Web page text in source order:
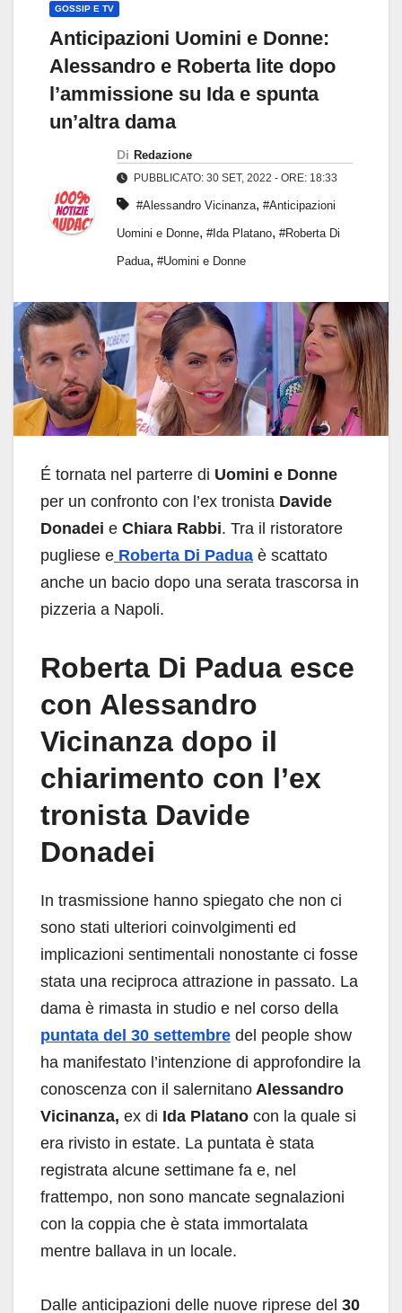
GOSSIP E TV
Anticipazioni Uomini e Donne:
Alessandro e Roberta lite dopo
l’ammissione su Ida e spunta
un’altra dama
Di Redazione
PUBBLICATO: 30 SET, 2022 - ORE: 18:33
#Alessandro Vicinanza, #Anticipazioni
Uomini e Donne, #Ida Platano, #Roberta Di
Padua, #Uomini e Donne
É tornata nel parterre di Uomini e Donne
per un confronto con l’ex tronista Davide
Donadei e Chiara Rabbi. Tra il ristoratore
pugliese e Roberta Di Padua è scattato
anche un bacio dopo una serata trascorsa in
pizzeria a Napoli.
Roberta Di Padua esce
con Alessandro
Vicinanza dopo il
chiarimento con l’ex
tronista Davide
Donadei
In trasmissione hanno spiegato che non ci
sono stati ulteriori coinvolgimenti ed
implicazioni sentimentali nonostante ci fosse
stata una reciproca attrazione in passato. La
dama è rimasta in studio e nel corso della
puntata del 30 settembre del people show
ha manifestato l’intenzione di approfondire la
conoscenza con il salernitano Alessandro
Vicinanza, ex di Ida Platano con la quale si
era rivisto in estate. La puntata è stata
registrata alcune settimane fa e, nel
frattempo, non sono mancate segnalazioni
con la coppia che è stata immortalata
mentre ballava in un locale.
Dalle anticipazioni delle nuove riprese del 30